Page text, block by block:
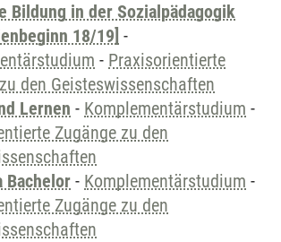
Bildung in der Sozialpädagogik
18/19] -
- Praxisorientierte
den Geisteswissenschaften
Lernen - Komplementärstudium -
Zugänge zu den
Bachelor - Komplementärstudium -
Zugänge zu den